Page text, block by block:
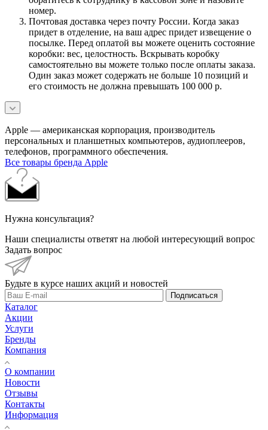
номер.
Почтовая доставка через почту России. Когда заказ
придет в отделение, на ваш адрес придет извещение о
посылке. Перед оплатой вы можете оценить состояние
коробки: вес, целостность. Вскрывать коробку
самостоятельно вы можете только после оплаты заказа.
Один заказ может содержать не больше 10 позиций и
его стоимость не должна превышать 100 000 р.
Apple — американская корпорация, производитель
персональных и планшетных компьютеров, аудиоплееров,
телефонов, программного обеспечения.
Все товары бренда Apple
Нужна консультация?
Наши специалисты ответят на любой интересующий вопрос
Задать вопрос
Будьте в курсе наших акций и новостей
Подписаться
Каталог
Акции
Услуги
Бренды
Компания
О компании
Новости
Отзывы
Контакты
Информация